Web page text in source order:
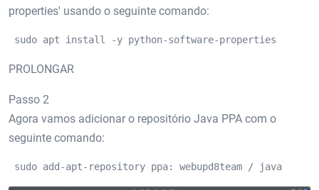
properties' usando o seguinte comando:
sudo apt install -y python-software-properties
PROLONGAR
Passo 2
Agora vamos adicionar o repositório Java PPA com o
seguinte comando:
sudo add-apt-repository ppa: webupd8team / java